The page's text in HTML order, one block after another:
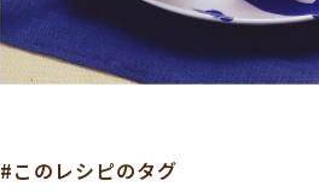
#このレシピのタグ